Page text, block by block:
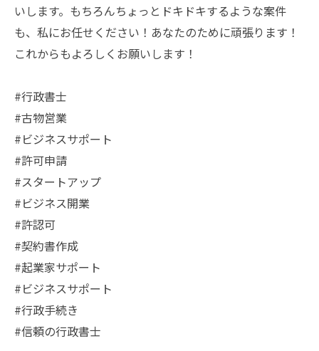
いします。もちろんちょっとドキドキするような案件
も、私にお任せください！あなたのために頑張ります！
これからもよろしくお願いします！
#行政書士
#古物営業
#ビジネスサポート
#許可申請
#スタートアップ
#ビジネス開業
#許認可
#契約書作成
#起業家サポート
#ビジネスサポート
#行政手続き
#信頼の行政書士